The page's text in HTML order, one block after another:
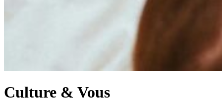
Culture & Vous